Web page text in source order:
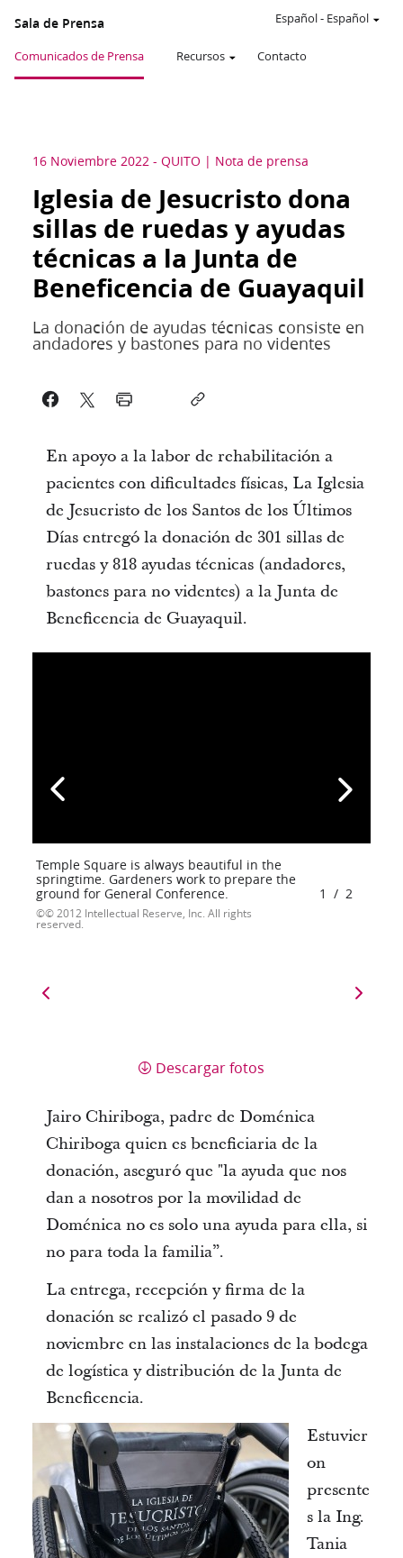
Sala de Prensa
Comunicados de Prensa Recursos Contacto
Español- Español
16 Noviembre 2022 - QUITO Nota de prensa
Iglesia de Jesucristo dona
sillas de ruedas y ayudas
técnicas a la Junta de
Beneficencia de Guayaquil
La donación de ayudas técnicas consiste en
andadores y bastones para no videntes
En apoyo a la labor de rehabilitación a
pacientes con dificultades físicas, La Iglesia
de Jesucristo de los Santos de los Últimos
Días entregó la donación de 301 sillas de
ruedas y 818 ayudas técnicas (andadores,
bastones para no videntes) a la Junta de
Beneficencia de Guayaquil.
Temple Square is always beautiful in the
springtime. Gardeners work to prepare the
ground for General Conference.
© 2012 Intellectual Reserve, Inc. All rights
reserved.
1 / 2
Descargar fotos
Jairo Chiriboga, padre de Doménica
Chiriboga quien es beneficiaria de la
donación, aseguró que "la ayuda que nos
dan a nosotros por la movilidad de
Doménica no es solo una ayuda para ella, si
no para toda la familia”.
La entrega, recepción y firma de la
donación se realizó el pasado 9 de
noviembre en las instalaciones de la bodega
de logística y distribución de la Junta de
Beneficencia.
Estuvier
on
presente
s la Ing.
Tania